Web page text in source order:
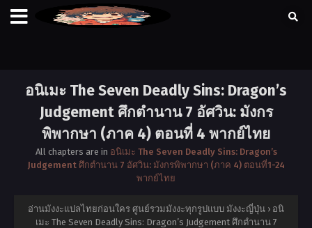
อนิเมะ The Seven Deadly Sins: Dragon’s
Judgement ศึกตำนาน 7 อัศวิน: มังกร
พิพากษา (ภาค 4) ตอนที่ 4 พากย์ไทย
All chapters are in อนิเมะ The Seven Deadly Sins: Dragon’s
Judgement ศึกตำนาน 7 อัศวิน: มังกรพิพากษา (ภาค 4) ตอนที่1-24
พากย์ไทย
อ่านมังงะแปลไทยก่อนใคร ศูนย์รวมมังงะทุกรูปแบบ มังงะญี่ปุ่น › อนิ
เมะ The Seven Deadly Sins: Dragon’s Judgement ศึกตำนาน 7